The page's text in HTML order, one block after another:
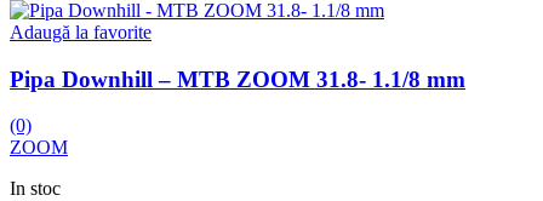
Adaugă la favorite
Pipa Downhill – MTB ZOOM 31.8- 1.1/8 mm
(0)
ZOOM
In stoc